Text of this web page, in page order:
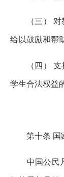
（三） 对教
给以鼓励和帮
（四） 支持
学生合法权益
第十条 国家
中国公民凡